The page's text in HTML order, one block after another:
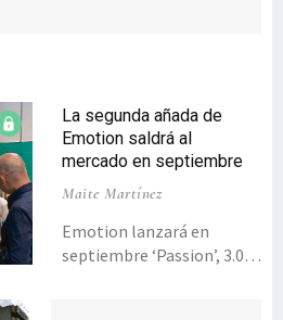
La segunda añada de
Emotion saldrá al
mercado en septiembre
Maite Martínez
Emotion lanzará en
septiembre ‘Passion’, 3.000